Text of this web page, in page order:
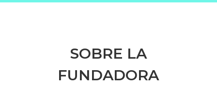
SOBRE LA
FUNDADORA